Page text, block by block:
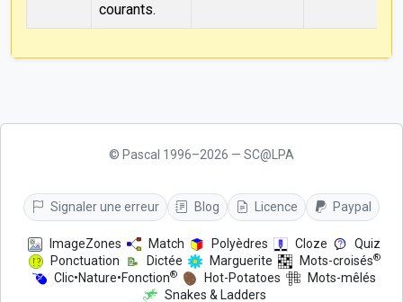
courants.
© Pascal 1996–2026 — SC@LPA
Signaler une erreur Blog Licence Paypal
ImageZones Match Polyèdres Cloze
Quiz
Ponctuation
Dictée Marguerite Mots-croisés®
Clic•Nature•Fonction® Hot-Potatoes
Mots-mêlés
Snakes & Ladders